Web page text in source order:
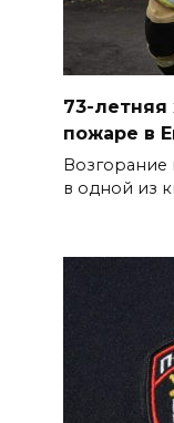
Проект
06
На
73-
пожаре в
Возгорание
в одной из